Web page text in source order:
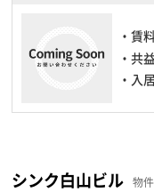
・賃
・共
・入
シンク白山ビル 物